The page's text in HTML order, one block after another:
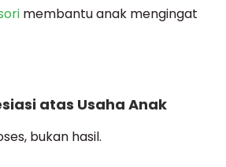
membantu anak mengingat
atas Usaha Anak
bukan hasil.